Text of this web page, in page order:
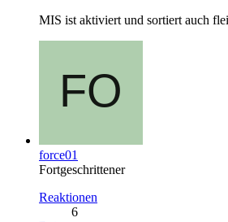
MIS ist aktiviert und sortiert auch
force01
Fortgeschrittener
Reaktionen
6